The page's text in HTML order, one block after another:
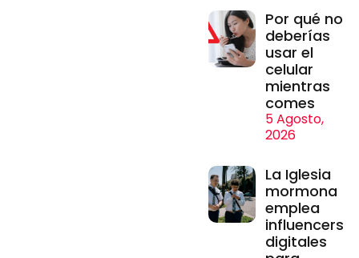
Por qué no
deberías
usar el
celular
mientras
comes
5 Agosto,
2026
La Iglesia
mormona
emplea
influencers
digitales